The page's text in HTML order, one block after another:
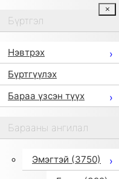
Бүртгэл
Нэвтрэх
Бүртгүүлэх
Бараа үзсэн түүх
Барааны ангилал
Эмэгтэй (3750)